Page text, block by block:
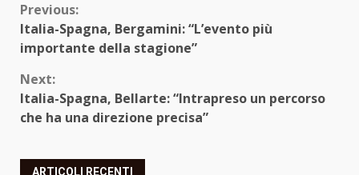
Continue
Reading
Previous:
Italia-Spagna, Bergamini: “L’evento più
importante della stagione”
Next:
Italia-Spagna, Bellarte: “Intrapreso un percorso
che ha una direzione precisa”
ARTICOLI RECENTI